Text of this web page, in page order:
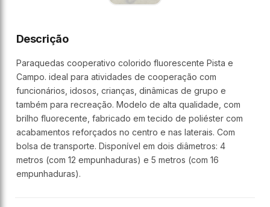
Descrição
Paraquedas cooperativo colorido fluorescente Pista e
Campo. ideal para atividades de cooperação com
funcionários, idosos, crianças, dinâmicas de grupo e
também para recreação. Modelo de alta qualidade, com
brilho fluorecente, fabricado em tecido de poliéster com
acabamentos reforçados no centro e nas laterais. Com
bolsa de transporte. Disponível em dois diâmetros: 4
metros (com 12 empunhaduras) e 5 metros (com 16
empunhaduras).